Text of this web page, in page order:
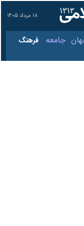
۱۸ مرداد ۱۴۰۵
جهان جامعه فرهنگ